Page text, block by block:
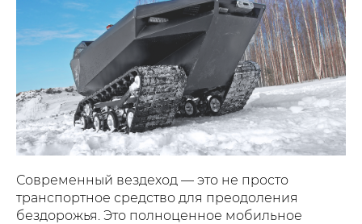
Современный вездеход — это не просто
транспортное средство для преодоления
бездорожья. Это полноценное мобильное